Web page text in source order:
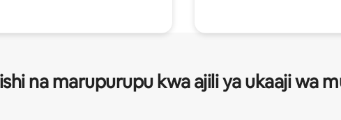
na marupurupu kwa ajili ya ukaaji wa